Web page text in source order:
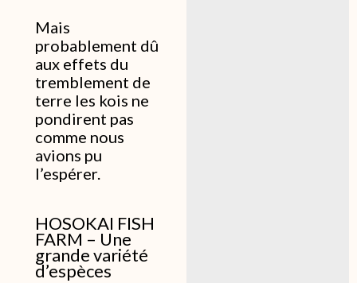
Mais
probablement dû
aux effets du
tremblement de
terre les kois ne
pondirent pas
comme nous
avions pu
l’espérer.
HOSOKAI FISH
FARM – Une
grande variété
d’espèces